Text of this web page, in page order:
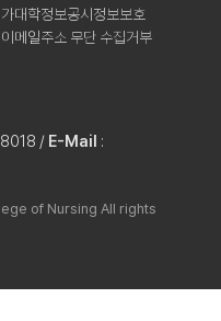
대학정보공시 정보보호
이메일주소 무단 수집거부
/ E-Mail :
of Nursing All rights